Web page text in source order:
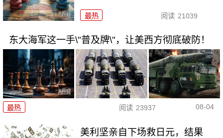
最热 阅读 21039
东大海军这一手\"普及牌\"，让美西方彻底破防！
最热 阅读 23937 08-04
美利坚亲自下场救日元，结果